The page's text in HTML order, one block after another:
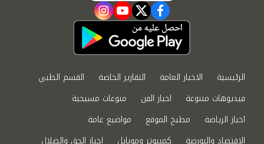
facebook
twitter
youtube
instagram
الرئيسية الاخبار العامة التقارير الخاصة
القسم الطبي
فيديوهات متنوعة
اخبار الفن
منوعات مسيحية
اخبار الرياضة
مطبخ الموقع
مواضيع عامة
الاقتصاد والبورصة
كمبيوتر وموبايل اخبار الحق والضلال